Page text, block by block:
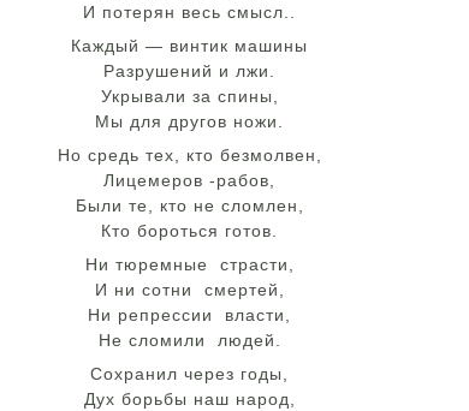
И потерян весь смысл..
Каждый — винтик машины
Разрушений и лжи.
Укрывали за спины,
Мы для другов ножи.
Но средь тех, кто безмолвен,
Лицемеров -рабов,
Были те, кто не сломлен,
Кто бороться готов.
Ни тюремные страсти,
И ни сотни смертей,
Ни репрессии власти,
Не сломили людей.
Сохранил через годы,
Дух борьбы наш народ,